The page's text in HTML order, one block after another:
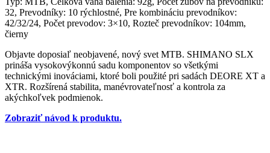
32, Prevodníky: 10 rýchlostné, Pre kombináciu prevodníkov:
42/32/24, Počet prevodov: 3×10, Rozteč prevodníkov: 104mm,
čierny
Objavte doposiaľ neobjavené, nový svet MTB. SHIMANO SLX
prináša vysokovýkonnú sadu komponentov so všetkými
technickými inováciami, ktoré boli použité pri sadách DEORE XT a
XTR. Rozšírená stabilita, manévrovateľnosť a kontrola za
akýchkoľvek podmienok.
Zobraziť návod k produktu.